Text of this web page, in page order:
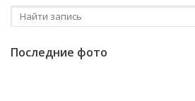
Последние фото